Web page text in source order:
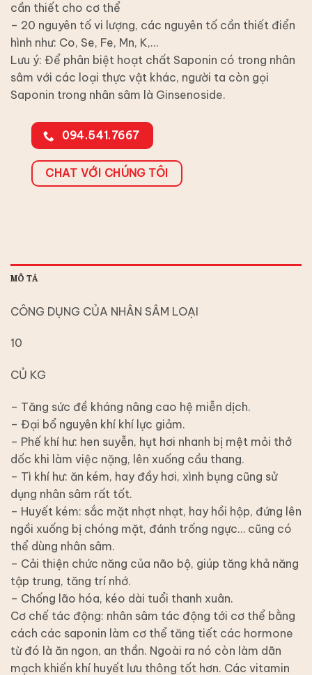
cần thiết cho cơ thể
– 20 nguyên tố vi lượng, các nguyên tố cần thiết điển
hình như: Co, Se, Fe, Mn, K,…
Lưu ý: Để phân biệt hoạt chất Saponin có trong nhân
sâm với các loại thực vật khác, người ta còn gọi
Saponin trong nhân sâm là Ginsenoside.
094.541.7667
CHAT VỚI CHÚNG TÔI
MÔ TẢ
CÔNG DỤNG CỦA NHÂN SÂM LOẠI
10
CỦ KG
– Tăng sức đề kháng nâng cao hệ miễn dịch.
– Đại bổ nguyên khí khí lực giảm.
– Phế khí hư: hen suyễn, hụt hơi nhanh bị mệt mỏi thở
dốc khi làm việc nặng, lên xuống cầu thang.
– Tì khí hư: ăn kém, hay đầy hơi, xình bụng cũng sử
dụng nhân sâm rất tốt.
– Huyết kém: sắc mặt nhợt nhạt, hay hồi hộp, đứng lên
ngồi xuống bị chóng mặt, đánh trống ngực… cũng có
thể dùng nhân sâm.
– Cải thiện chức năng của não bộ, giúp tăng khả năng
tập trung, tăng trí nhớ.
– Chống lão hóa, kéo dài tuổi thanh xuân.
Cơ chế tác động: nhân sâm tác động tới cơ thể bằng
cách các saponin làm cơ thể tăng tiết các hormone
từ đó là ăn ngon, an thần. Ngoài ra nó còn làm dãn
mạch khiến khí huyết lưu thông tốt hơn. Các vitamin